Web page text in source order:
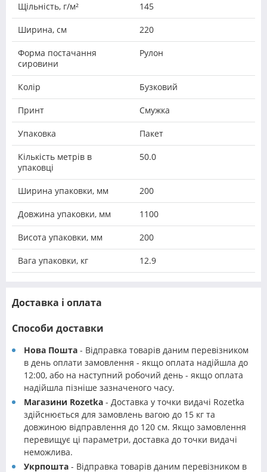
Щільність, г/м² 145
Ширина, см 220
Форма постачання
сировини
Рулон
Колір Бузковий
Принт Смужка
Упаковка Пакет
Кількість метрів в
упаковці
50.0
Ширина упаковки, мм 200
Довжина упаковки, мм 1100
Висота упаковки, мм 200
Вага упаковки, кг 12.9
Доставка і оплата
Способи доставки
Нова Пошта - Відправка товарів даним перевізником
в день оплати замовлення - якщо оплата надійшла до
12:00, або на наступний робочий день - якщо оплата
надійшла пізніше зазначеного часу.
Магазини Rozetka - Доставка у точки видачі Rozetka
здійснюється для замовлень вагою до 15 кг та
довжиною відправлення до 120 см. Якщо замовлення
перевищує ці параметри, доставка до точки видачі
неможлива.
Укрпошта - Відправка товарів даним перевізником в